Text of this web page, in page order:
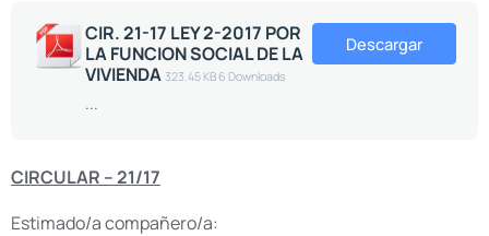
CIR. 21-17 LEY 2-2017 POR
LA FUNCION SOCIAL DE LA
VIVIENDA 323.45 KB6 Downloads
...
Descargar
CIRCULAR – 21/17
Estimado/a compañero/a: